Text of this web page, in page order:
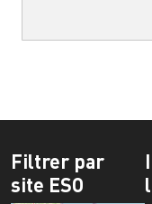
Filtrer par
site ESO